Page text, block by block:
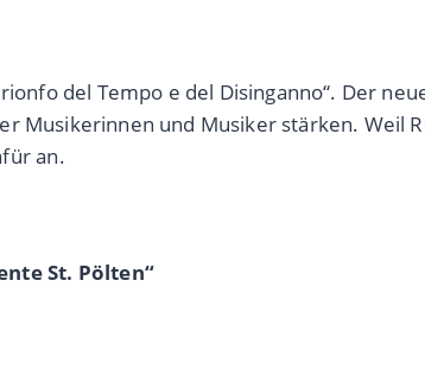
del Tempo e del Disinganno“. Der
Musikerinnen und Musiker stärken. Weil
an.
St. Pölten“